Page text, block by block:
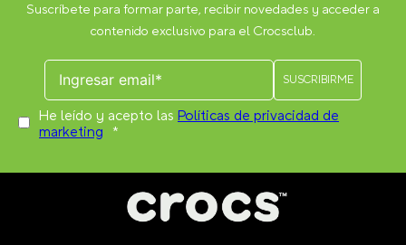
Suscríbete para formar parte, recibir novedades y acceder a
contenido exclusivo para el Crocsclub.
He leído y acepto las Políticas de privacidad de
marketing *